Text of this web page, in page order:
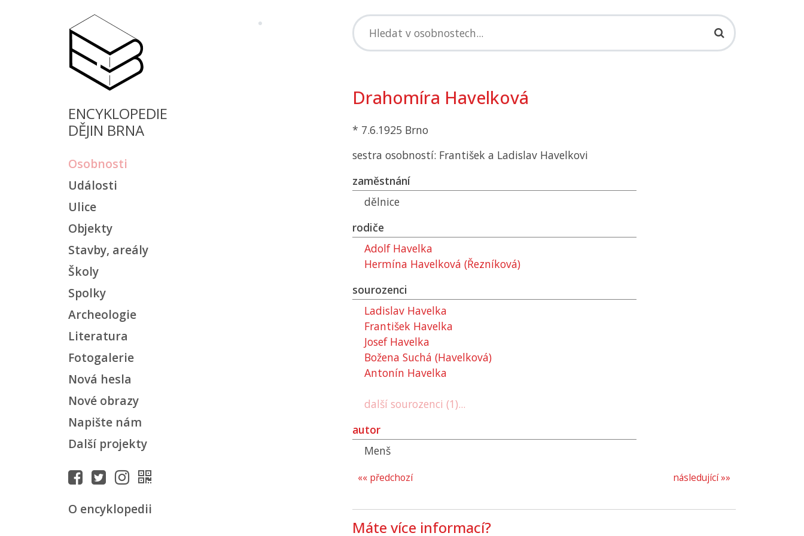
ENCYKLOPEDIE
DĚJIN BRNA
Osobnosti
Události
Ulice
Objekty
Stavby, areály
Školy
Spolky
Archeologie
Literatura
Fotogalerie
Nová hesla
Nové obrazy
Napište nám
Další projekty
O encyklopedii
Drahomíra Havelková
* 7.6.1925 Brno
sestra osobností: František a Ladislav Havelkovi
zaměstnání
dělnice
rodiče
Adolf Havelka
Hermína Havelková (Řezníková)
sourozenci
Ladislav Havelka
František Havelka
Josef Havelka
Božena Suchá (Havelková)
Antonín Havelka
další sourozenci (1)...
autor
Menš
následující »»
«« předchozí
Máte více informací?